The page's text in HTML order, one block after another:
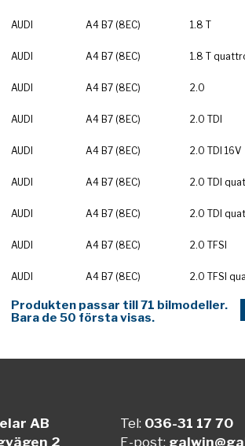
AUDI
A4 B7 (8EC) 1.8 T
AUDI
A4 B7 (8EC) 1.8 T
AUDI
A4 B7 (8EC) 2.0
AUDI
A4 B7 (8EC) 2.0 TDI
AUDI
A4 B7 (8EC) 2.0 TDI 16V
AUDI
A4 B7 (8EC) 2.0 TDI
AUDI
A4 B7 (8EC) 2.0 TDI
AUDI
A4 B7 (8EC) 2.0 TFSI
AUDI
A4 B7 (8EC) 2.0 TFSI
Produkten passar till 71 bilmodeller.
Bara de 50 första visas.
AB
2
Tel: 036-31 17 70
E-post: